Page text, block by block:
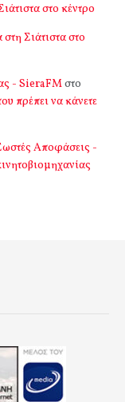
στο κέντρο
Σιάτιστα στο
- SieraFMστο
πρέπει να κάνετε
Αποφάσεις -